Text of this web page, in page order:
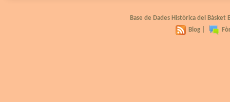
Base de Dades Històrica del
Blog